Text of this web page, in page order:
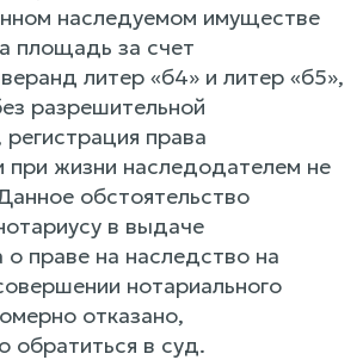
наследуемом имуществе
площадь за счет
литер «б4» и литер «б5»,
разрешительной
права
при жизни наследодателем не
обстоятельство
в выдаче
о праве на наследство на
нотариального
отказано,
обратиться в суд.